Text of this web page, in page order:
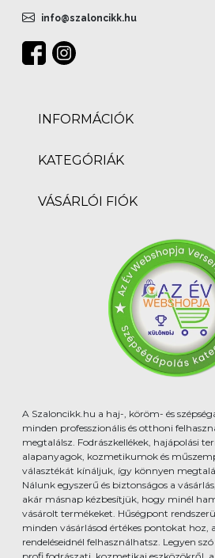
info@szaloncikk.hu
INFORMÁCIÓK
KATEGÓRIÁK
VÁSÁRLÓI FIÓK
A Szaloncikk.hu a haj-, köröm- és
minden professzionális és otthoni
megtalálsz. Fodrászkellékek, hajápolási
alapanyagok, kozmetikumok és
választékát kínáljuk, így könnyen
Nálunk egyszerű és biztonságos a
akár másnap kézbesítjük, hogy minél
vásárolt termékeket. Hűségpont
minden vásárlásod értékes pontokat hoz,
rendeléseidnél felhasználhatsz. Legyen